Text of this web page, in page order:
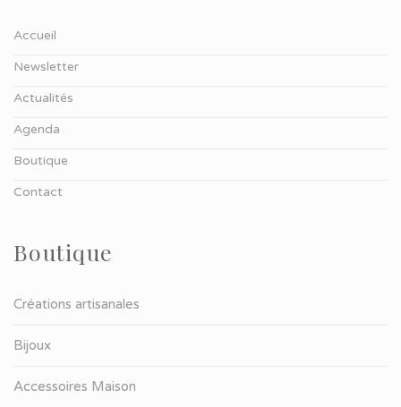
Accueil
Newsletter
Actualités
Agenda
Boutique
Contact
Boutique
Créations artisanales
Bijoux
Accessoires Maison